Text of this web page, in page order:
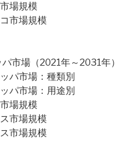
場規模
市場規模
市場（2021年～2031年）
パ市場：種類別
パ市場：用途別
場規模
市場規模
市場規模